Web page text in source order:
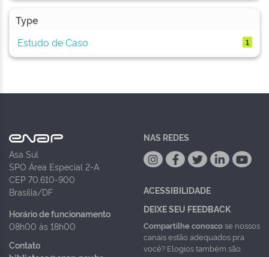
Type
Estudo de Caso
1
Asa Sul
SPO Área Especial 2-A
CEP 70.610-900
Brasília/DF
Horário de funcionamento
08h00 às 18h00
Contato
NAS REDES
ACESSIBILIDADE
DEIXE SEU FEEDBACK
Compartilhe conoscose nossos
canais estão adequados pra
você? Elogios também são